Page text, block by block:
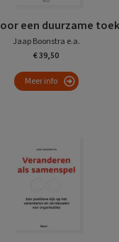
een duurzame
Jaap Boonstra e.a.
€ 39,50
Meer info